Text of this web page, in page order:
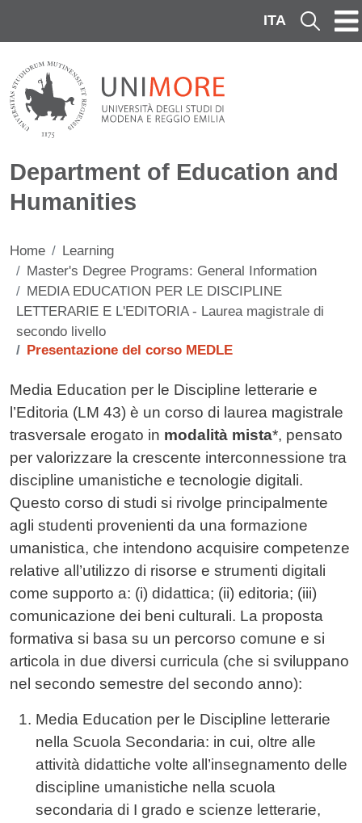
ITA Cerca
Department of Education and
Humanities
Home
Learning
Master's Degree Programs: General Information
MEDIA EDUCATION PER LE DISCIPLINE
LETTERARIE E L'EDITORIA - Laurea magistrale di
secondo livello
Presentazione del corso MEDLE
Contenuto
Media Education per le Discipline letterarie e
l’Editoria (LM 43) è un corso di laurea magistrale
trasversale erogato in modalità mista*, pensato
per valorizzare la crescente interconnessione tra
discipline umanistiche e tecnologie digitali.
Questo corso di studi si rivolge principalmente
agli studenti provenienti da una formazione
umanistica, che intendono acquisire competenze
relative all’utilizzo di risorse e strumenti digitali
come supporto a: (i) didattica; (ii) editoria; (iii)
comunicazione dei beni culturali. La proposta
formativa si basa su un percorso comune e si
articola in due diversi curricula (che si sviluppano
nel secondo semestre del secondo anno):
Media Education per le Discipline letterarie
nella Scuola Secondaria: in cui, oltre alle
attività didattiche volte all’insegnamento delle
discipline umanistiche nella scuola
secondaria di I grado e scienze letterarie,